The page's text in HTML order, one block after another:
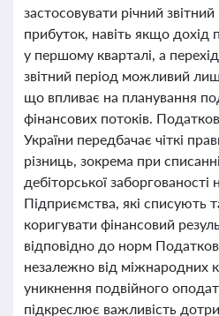
застосовувати річний
прибуток, навіть якщо
у першому кварталі, а
звітний період можливий
що впливає на планування
фінансових потоків.
України передбачає чіткі
різниць, зокрема при
дебіторської заборгованості
Підприємства, які списують
коригувати фінансовий
відповідно до норм
незалежно від міжнародних
уникнення подвійного
підкреслює важливість